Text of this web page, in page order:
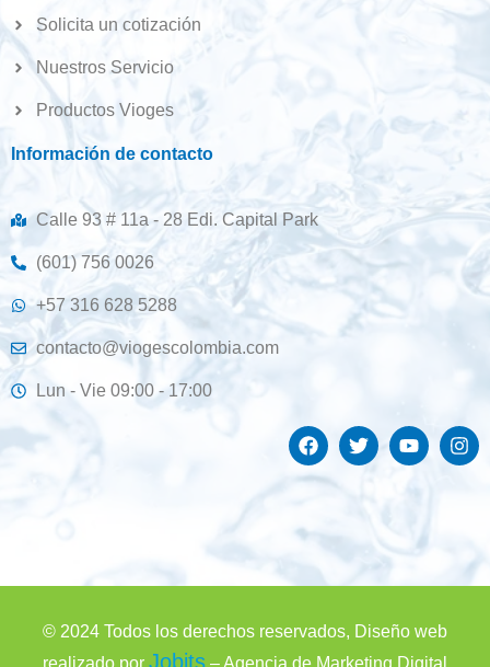
Solicita un cotización
Nuestros Servicio
Productos Vioges
Información de contacto
Calle 93 # 11a - 28 Edi. Capital Park
(601) 756 0026
+57 316 628 5288
contacto@viogescolombia.com
Lun - Vie 09:00 - 17:00
© 2024 Todos los derechos reservados, Diseño web
realizado por Jobits – Agencia de Marketing Digital